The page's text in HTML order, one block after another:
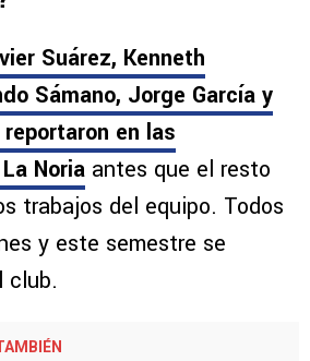
tendrá Cruz Azul en
Suárez, Kenneth
Sámano, Jorge García y
en las
Noria
y este semestre se